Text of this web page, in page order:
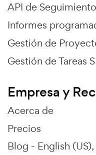
API de
Informes
Gestión de
Gestión de Tareas
Empresa y
Acerca de
Precios
Blog - English (US)